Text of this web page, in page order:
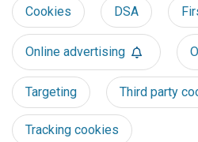
Cookies DSA
Online advertising
Targeting Third party
Tracking cookies